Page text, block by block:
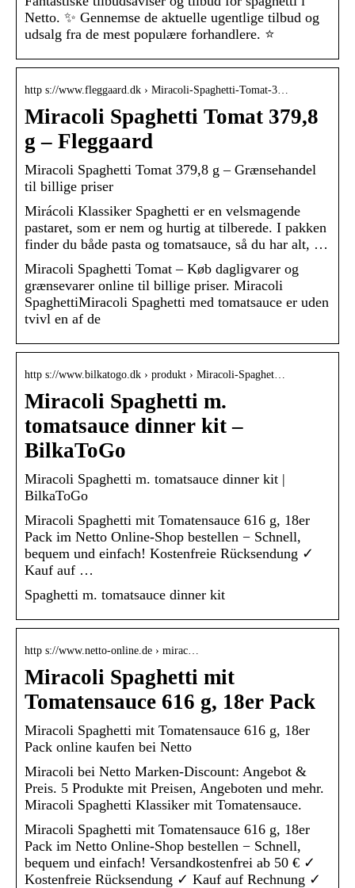
Netto. ✨ Gennemse de aktuelle ugentlige tilbud og
udsalg fra de mest populære forhandlere. ⭐
http s://www.fleggaard.dk › Miracoli-Spaghetti-Tomat-3…
Miracoli Spaghetti Tomat 379,8
g – Fleggaard
Miracoli Spaghetti Tomat 379,8 g – Grænsehandel
til billige priser
Mirácoli Klassiker Spaghetti er en velsmagende
pastaret, som er nem og hurtig at tilberede. I pakken
finder du både pasta og tomatsauce, så du har alt, …
Miracoli Spaghetti Tomat – Køb dagligvarer og
grænsevarer online til billige priser. Miracoli
SpaghettiMiracoli Spaghetti med tomatsauce er uden
tvivl en af de
http s://www.bilkatogo.dk › produkt › Miracoli-Spaghet…
Miracoli Spaghetti m.
tomatsauce dinner kit –
BilkaToGo
Miracoli Spaghetti m. tomatsauce dinner kit |
BilkaToGo
Miracoli Spaghetti mit Tomatensauce 616 g, 18er
Pack im Netto Online-Shop bestellen − Schnell,
bequem und einfach! Kostenfreie Rücksendung ✓
Kauf auf …
Spaghetti m. tomatsauce dinner kit
http s://www.netto-online.de › mirac…
Miracoli Spaghetti mit
Tomatensauce 616 g, 18er Pack
Miracoli Spaghetti mit Tomatensauce 616 g, 18er
Pack online kaufen bei Netto
Miracoli bei Netto Marken-Discount: Angebot &
Preis. 5 Produkte mit Preisen, Angeboten und mehr.
Miracoli Spaghetti Klassiker mit Tomatensauce.
Miracoli Spaghetti mit Tomatensauce 616 g, 18er
Pack im Netto Online-Shop bestellen − Schnell,
bequem und einfach! Versandkostenfrei ab 50 € ✓
Kostenfreie Rücksendung ✓ Kauf auf Rechnung ✓